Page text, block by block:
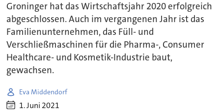
Groninger hat das Wirtschaftsjahr 2020 erfolgreich
abgeschlossen. Auch im vergangenen Jahr ist das
Familienunternehmen, das Füll- und
Verschließmaschinen für die Pharma-, Consumer
Healthcare- und Kosmetik-Industrie baut,
gewachsen.
Eva Middendorf
1. Juni 2021